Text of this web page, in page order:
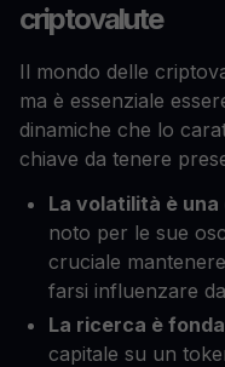
criptovalute
Il mondo delle
ma è essenziale
dinamiche che lo
chiave da tenere
La volatilità è
noto per le sue
cruciale
farsi influenzare
La ricerca è
capitale su un